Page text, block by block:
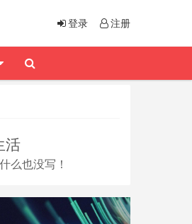
活
么也没写！
登录 注册